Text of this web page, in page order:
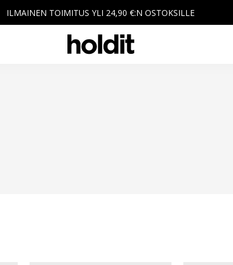
ILMAINEN TOIMITUS YLI 24,90 €:N OSTOKSILLE